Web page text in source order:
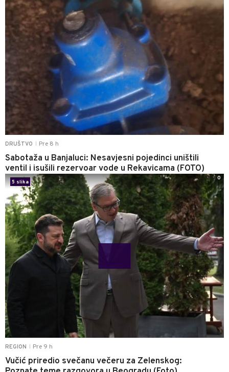
DRUŠTVO Pre 8 h
Sabotaža u Banjaluci: Nesavjesni pojedinci uništili
ventil i isušili rezervoar vode u Rekavicama (FOTO)
REGION Pre 9 h
Vučić priredio svečanu večeru za Zelenskog:
5 slika
0